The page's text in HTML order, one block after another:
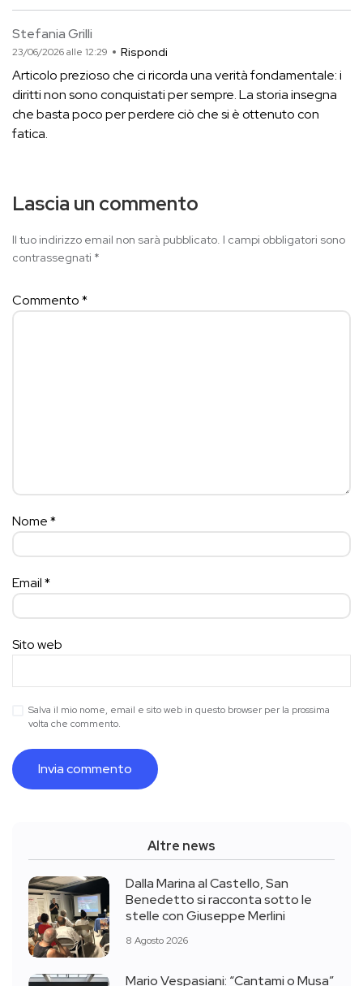
Stefania Grilli
23/06/2026 alle 12:29 Rispondi
Articolo prezioso che ci ricorda una verità fondamentale: i
diritti non sono conquistati per sempre. La storia insegna
che basta poco per perdere ciò che si è ottenuto con
fatica.
Lascia un commento
Il tuo indirizzo email non sarà pubblicato. I campi obbligatori sono
contrassegnati *
Commento*
Nome*
Email*
Sito web
Salva il mio nome, email e sito web in questo browser per la prossima
volta che commento.
Altre news
Dalla Marina al Castello, San
Benedetto si racconta sotto le
stelle con Giuseppe Merlini
8 Agosto 2026
Mario Vespasiani: “Cantami o Musa”